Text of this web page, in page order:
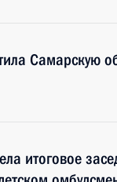
Самарскую
итоговое